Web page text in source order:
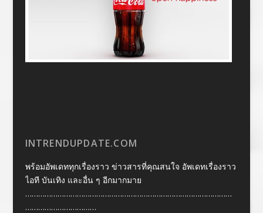
INTRENDUPDATE.COM
พร้อมอัพเดททุกเรื่องราว ข่าวสารที่คุณสนใจ อัพเดทเรื่องราว
ไอที บันเทิง และอื่น ๆ อีกมากมาย
……………………………………………………………………………………
……………………………